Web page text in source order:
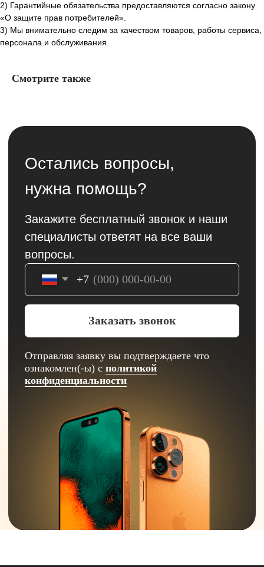
2) Гарантийные обязательства предоставляются согласно закону
«О защите прав потребителей».
3) Мы внимательно следим за качеством товаров, работы сервиса,
персонала и обслуживания.
Смотрите также